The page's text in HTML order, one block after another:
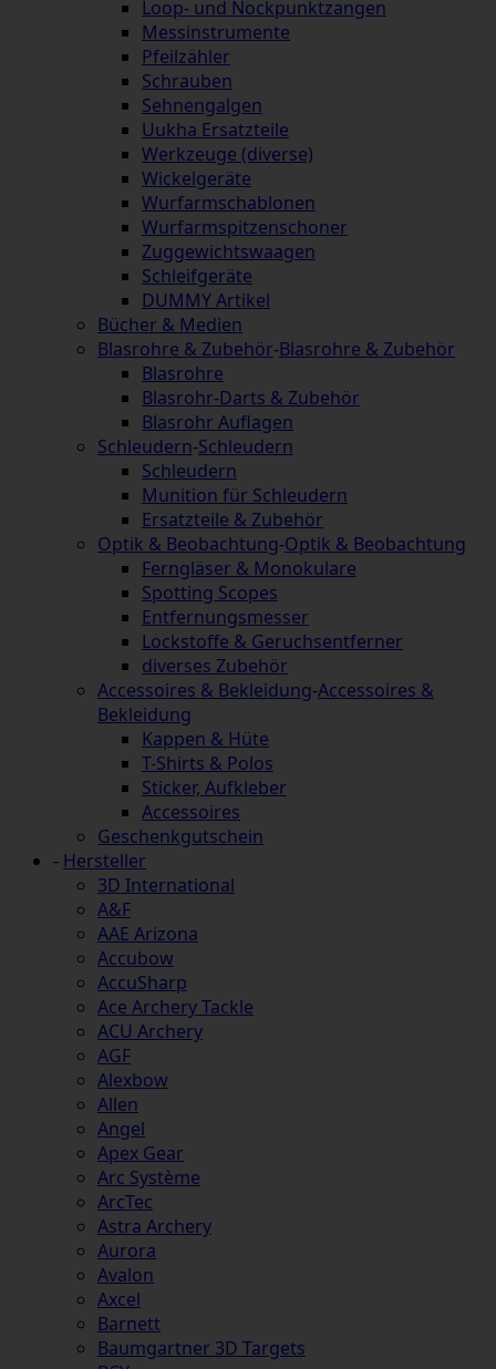
Loop- und Nockpunktzangen
Messinstrumente
Pfeilzähler
Schrauben
Sehnengalgen
Uukha Ersatzteile
Werkzeuge (diverse)
Wickelgeräte
Wurfarmschablonen
Wurfarmspitzenschoner
Zuggewichtswaagen
Schleifgeräte
DUMMY Artikel
Bücher & Medien
Blasrohre & Zubehör-Blasrohre & Zubehör
Blasrohre
Blasrohr-Darts & Zubehör
Blasrohr Auflagen
Schleudern-Schleudern
Schleudern
Munition für Schleudern
Ersatzteile & Zubehör
Optik & Beobachtung-Optik & Beobachtung
Ferngläser & Monokulare
Spotting Scopes
Entfernungsmesser
Lockstoffe & Geruchsentferner
diverses Zubehör
Accessoires & Bekleidung-Accessoires &
Bekleidung
Kappen & Hüte
T-Shirts & Polos
Sticker, Aufkleber
Accessoires
Geschenkgutschein
- Hersteller
3D International
A&F
AAE Arizona
Accubow
AccuSharp
Ace Archery Tackle
ACU Archery
AGF
Alexbow
Allen
Angel
Apex Gear
Arc Système
ArcTec
Astra Archery
Aurora
Avalon
Axcel
Barnett
Baumgartner 3D Targets